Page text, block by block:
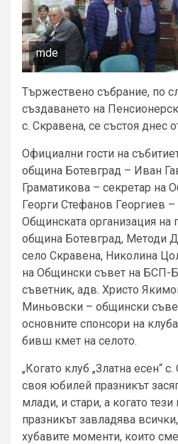
mde
Тържествено събрание, по
създаването на
с. Скравена, се състоя днес
Официални гости на
община Ботевград – Иван
Граматикова – секретар на
Георги Стефанов Георгиев
Общинската организация на
община Ботевград, Методи
село Скравена, Николина
на Общински съвет на БСП-
съветник, адв. Христо
Миньовски – общински
основните спонсори на
бивш кмет на селото.
„Когато клуб „Златна есен“
своя юбилей празникът
млади, и стари, а когато тези
празникът завладява
хубавите моменти, които